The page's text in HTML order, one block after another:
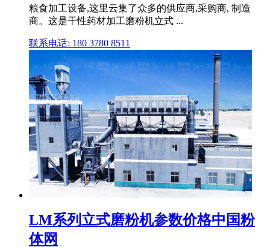
粮食加工设备,这里云集了众多的供应商,采购商, 制造
商。这是干性药材加工磨粉机立式 ...
联系电话: 180 3780 8511
LM系列立式磨粉机参数价格中国粉
体网